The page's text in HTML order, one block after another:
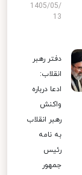
1405/05/
13
دفتر رهبر
انقلاب:
ادعا درباره
واکنش
رهبر انقلاب
به نامه
رئیس
جمهور